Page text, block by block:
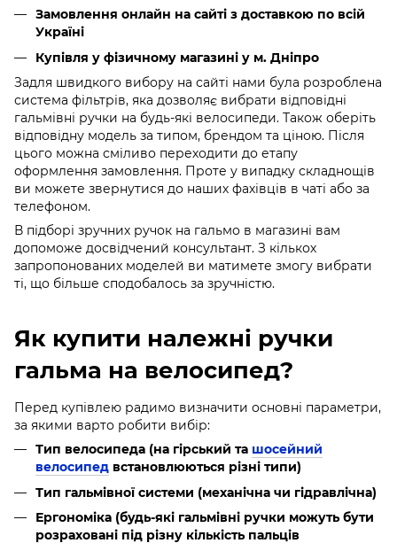
Замовлення онлайн на сайті з доставкою по всій
Україні
Купівля у фізичному магазині у м. Дніпро
Задля швидкого вибору на сайті нами була розроблена
система фільтрів, яка дозволяє вибрати відповідні
гальмівні ручки на будь-які велосипеди. Також оберіть
відповідну модель за типом, брендом та ціною. Після
цього можна сміливо переходити до етапу
оформлення замовлення. Проте у випадку складнощів
ви можете звернутися до наших фахівців в чаті або за
телефоном.
В підборі зручних ручок на гальмо в магазині вам
допоможе досвідчений консультант. З кількох
запропонованих моделей ви матимете змогу вибрати
ті, що більше сподобалось за зручністю.
Як купити належні ручки
гальма на велосипед?
Перед купівлею радимо визначити основні параметри,
за якими варто робити вибір:
Тип велосипеда (на гірський та шосейний
велосипед встановлюються різні типи)
Тип гальмівної системи (механічна чи гідравлічна)
Ергономіка (будь-які гальмівні ручки можуть бути
розраховані під різну кількість пальців